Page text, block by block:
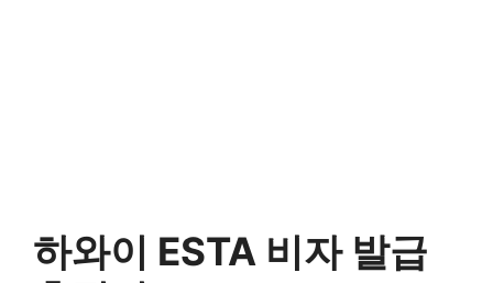
하와이 ESTA 비자 발급